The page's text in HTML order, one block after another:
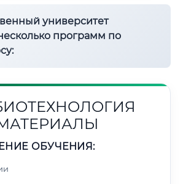
университет
программ по
ОБУЧЕНИЯ: